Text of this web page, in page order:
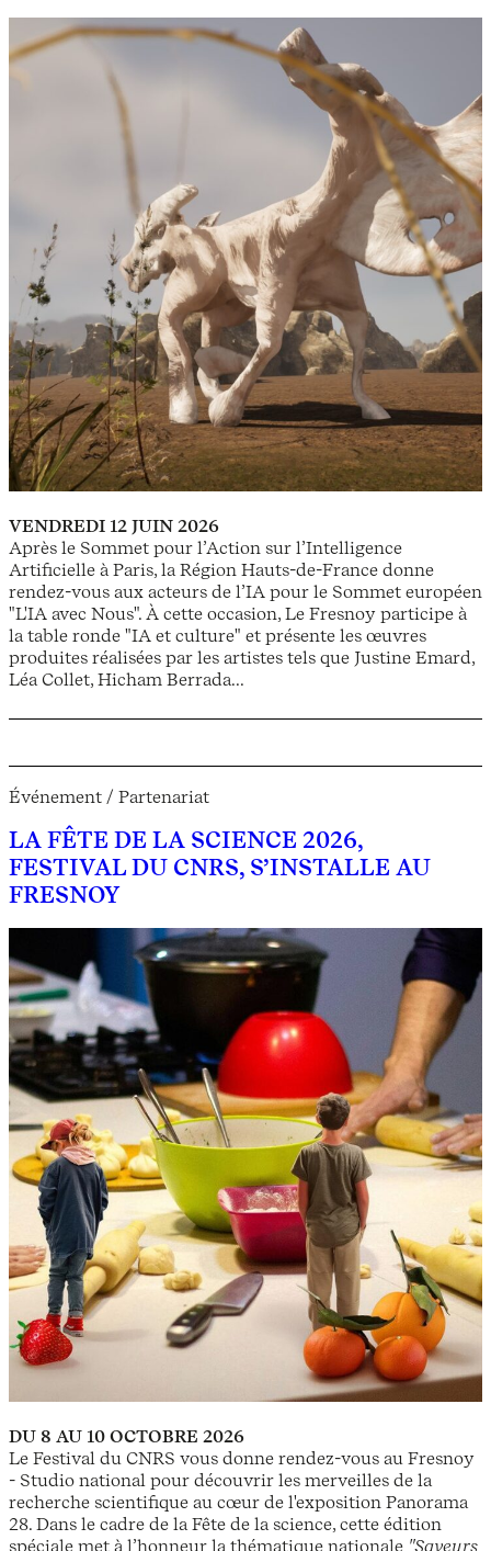
VENDREDI 12 JUIN 2026
Après le Sommet pour l’Action sur l’Intelligence
Artificielle à Paris, la Région Hauts-de-France donne
rendez-vous aux acteurs de l’IA pour le Sommet européen
"L'IA avec Nous". À cette occasion, Le Fresnoy participe à
la table ronde "IA et culture" et présente les œuvres
produites réalisées par les artistes tels que Justine Emard,
Léa Collet, Hicham Berrada...
Événement / Partenariat
LA FÊTE DE LA SCIENCE 2026,
FESTIVAL DU CNRS, S’INSTALLE AU
FRESNOY
DU 8 AU 10 OCTOBRE 2026
Le Festival du CNRS vous donne rendez-vous au Fresnoy
- Studio national pour découvrir les merveilles de la
recherche scientifique au cœur de l'exposition Panorama
28. Dans le cadre de la Fête de la science, cette édition
spéciale met à l’honneur la thématique nationale "Saveurs